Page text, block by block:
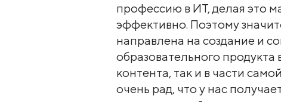
профессию в ИТ, делая это
эффективно. Поэтому
направлена на создание и
образовательного продукта
контента, так и в части
очень рад, что у нас